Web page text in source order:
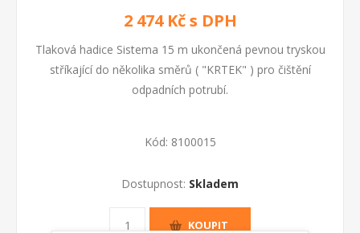
2 474 Kč s DPH
Tlaková hadice Sistema 15 m ukončená pevnou tryskou
stříkající do několika směrů ( "KRTEK" ) pro čištění
odpadních potrubí.
Kód: 8100015
Dostupnost: Skladem
KOUPIT